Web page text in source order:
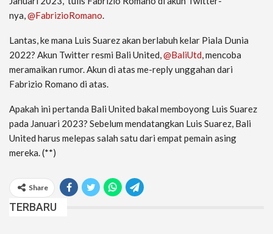
nya,@FabrizioRomano.
Lantas, ke mana Luis Suarez akan berlabuh kelar Piala Dunia
2022? Akun Twitter resmi Bali United,@BaliUtd, mencoba
meramaikan rumor. Akun di atas me-reply unggahan dari
Fabrizio Romano di atas.
Apakah ini pertanda Bali United bakal memboyong Luis Suarez
pada Januari 2023? Sebelum mendatangkan Luis Suarez, Bali
United harus melepas salah satu dari empat pemain asing
mereka. (**)
Share
TERBARU